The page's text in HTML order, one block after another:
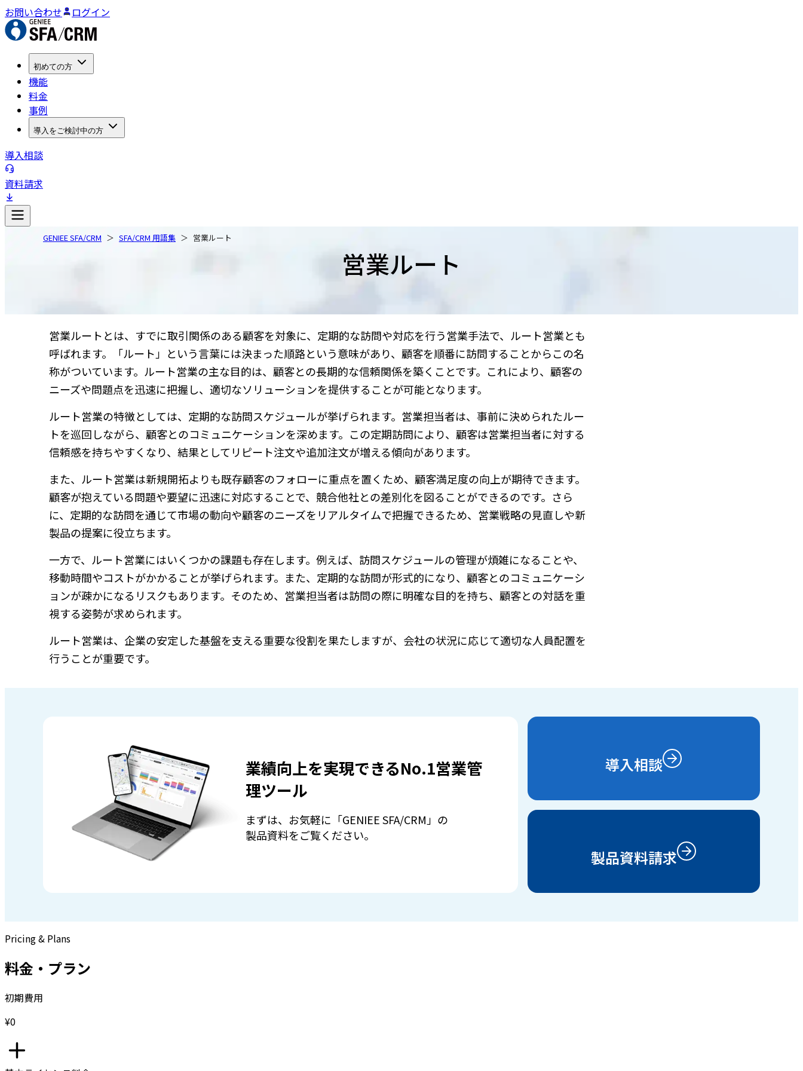
お問い合わせ ログイン
初めての方
機能
料金
事例
導入をご検討中の方
導入相談
資料請求
GENIEE SFA/CRM SFA/CRM 用語集 営業ルート
営業ルート
営業ルートとは、すでに取引関係のある顧客を対象に、定期的な訪問や対応を行う営業手法で、ルート営業とも
呼ばれます。「ルート」という言葉には決まった順路という意味があり、顧客を順番に訪問することからこの名
称がついています。ルート営業の主な目的は、顧客との長期的な信頼関係を築くことです。これにより、顧客の
ニーズや問題点を迅速に把握し、適切なソリューションを提供することが可能となります。
ルート営業の特徴としては、定期的な訪問スケジュールが挙げられます。営業担当者は、事前に決められたルー
トを巡回しながら、顧客とのコミュニケーションを深めます。この定期訪問により、顧客は営業担当者に対する
信頼感を持ちやすくなり、結果としてリピート注文や追加注文が増える傾向があります。
また、ルート営業は新規開拓よりも既存顧客のフォローに重点を置くため、顧客満足度の向上が期待できます。
顧客が抱えている問題や要望に迅速に対応することで、競合他社との差別化を図ることができるのです。さら
に、定期的な訪問を通じて市場の動向や顧客のニーズをリアルタイムで把握できるため、営業戦略の見直しや新
製品の提案に役立ちます。
一方で、ルート営業にはいくつかの課題も存在します。例えば、訪問スケジュールの管理が煩雑になることや、
移動時間やコストがかかることが挙げられます。また、定期的な訪問が形式的になり、顧客とのコミュニケーシ
ョンが疎かになるリスクもあります。そのため、営業担当者は訪問の際に明確な目的を持ち、顧客との対話を重
視する姿勢が求められます。
ルート営業は、企業の安定した基盤を支える重要な役割を果たしますが、会社の状況に応じて適切な人員配置を
行うことが重要です。
業績向上を実現できるNo.1営業管
理ツール
まずは、お気軽に「GENIEE SFA/CRM」の
製品資料をご覧ください。
導入相談
製品資料請求
Pricing & Plans
料金・プラン
初期費用
¥0